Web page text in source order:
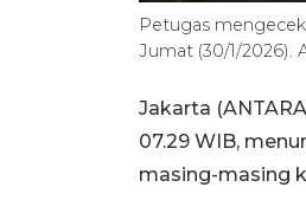
Petugas
Jumat (30/1/2026).
Jakarta
07.29 WIB,
masing-masing